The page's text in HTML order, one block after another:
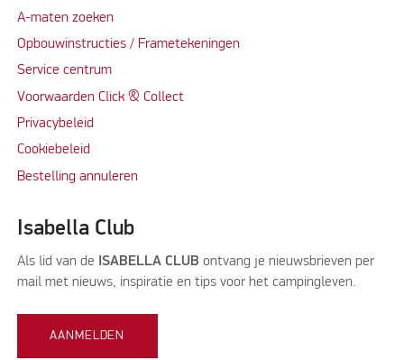
A-maten zoeken
Opbouwinstructies / Frametekeningen
Service centrum
Voorwaarden Click & Collect
Privacybeleid
Cookiebeleid
Bestelling annuleren
Isabella Club
Als lid van de ISABELLA CLUB ontvang je nieuwsbrieven per
mail met nieuws, inspiratie en tips voor het campingleven.
AANMELDEN